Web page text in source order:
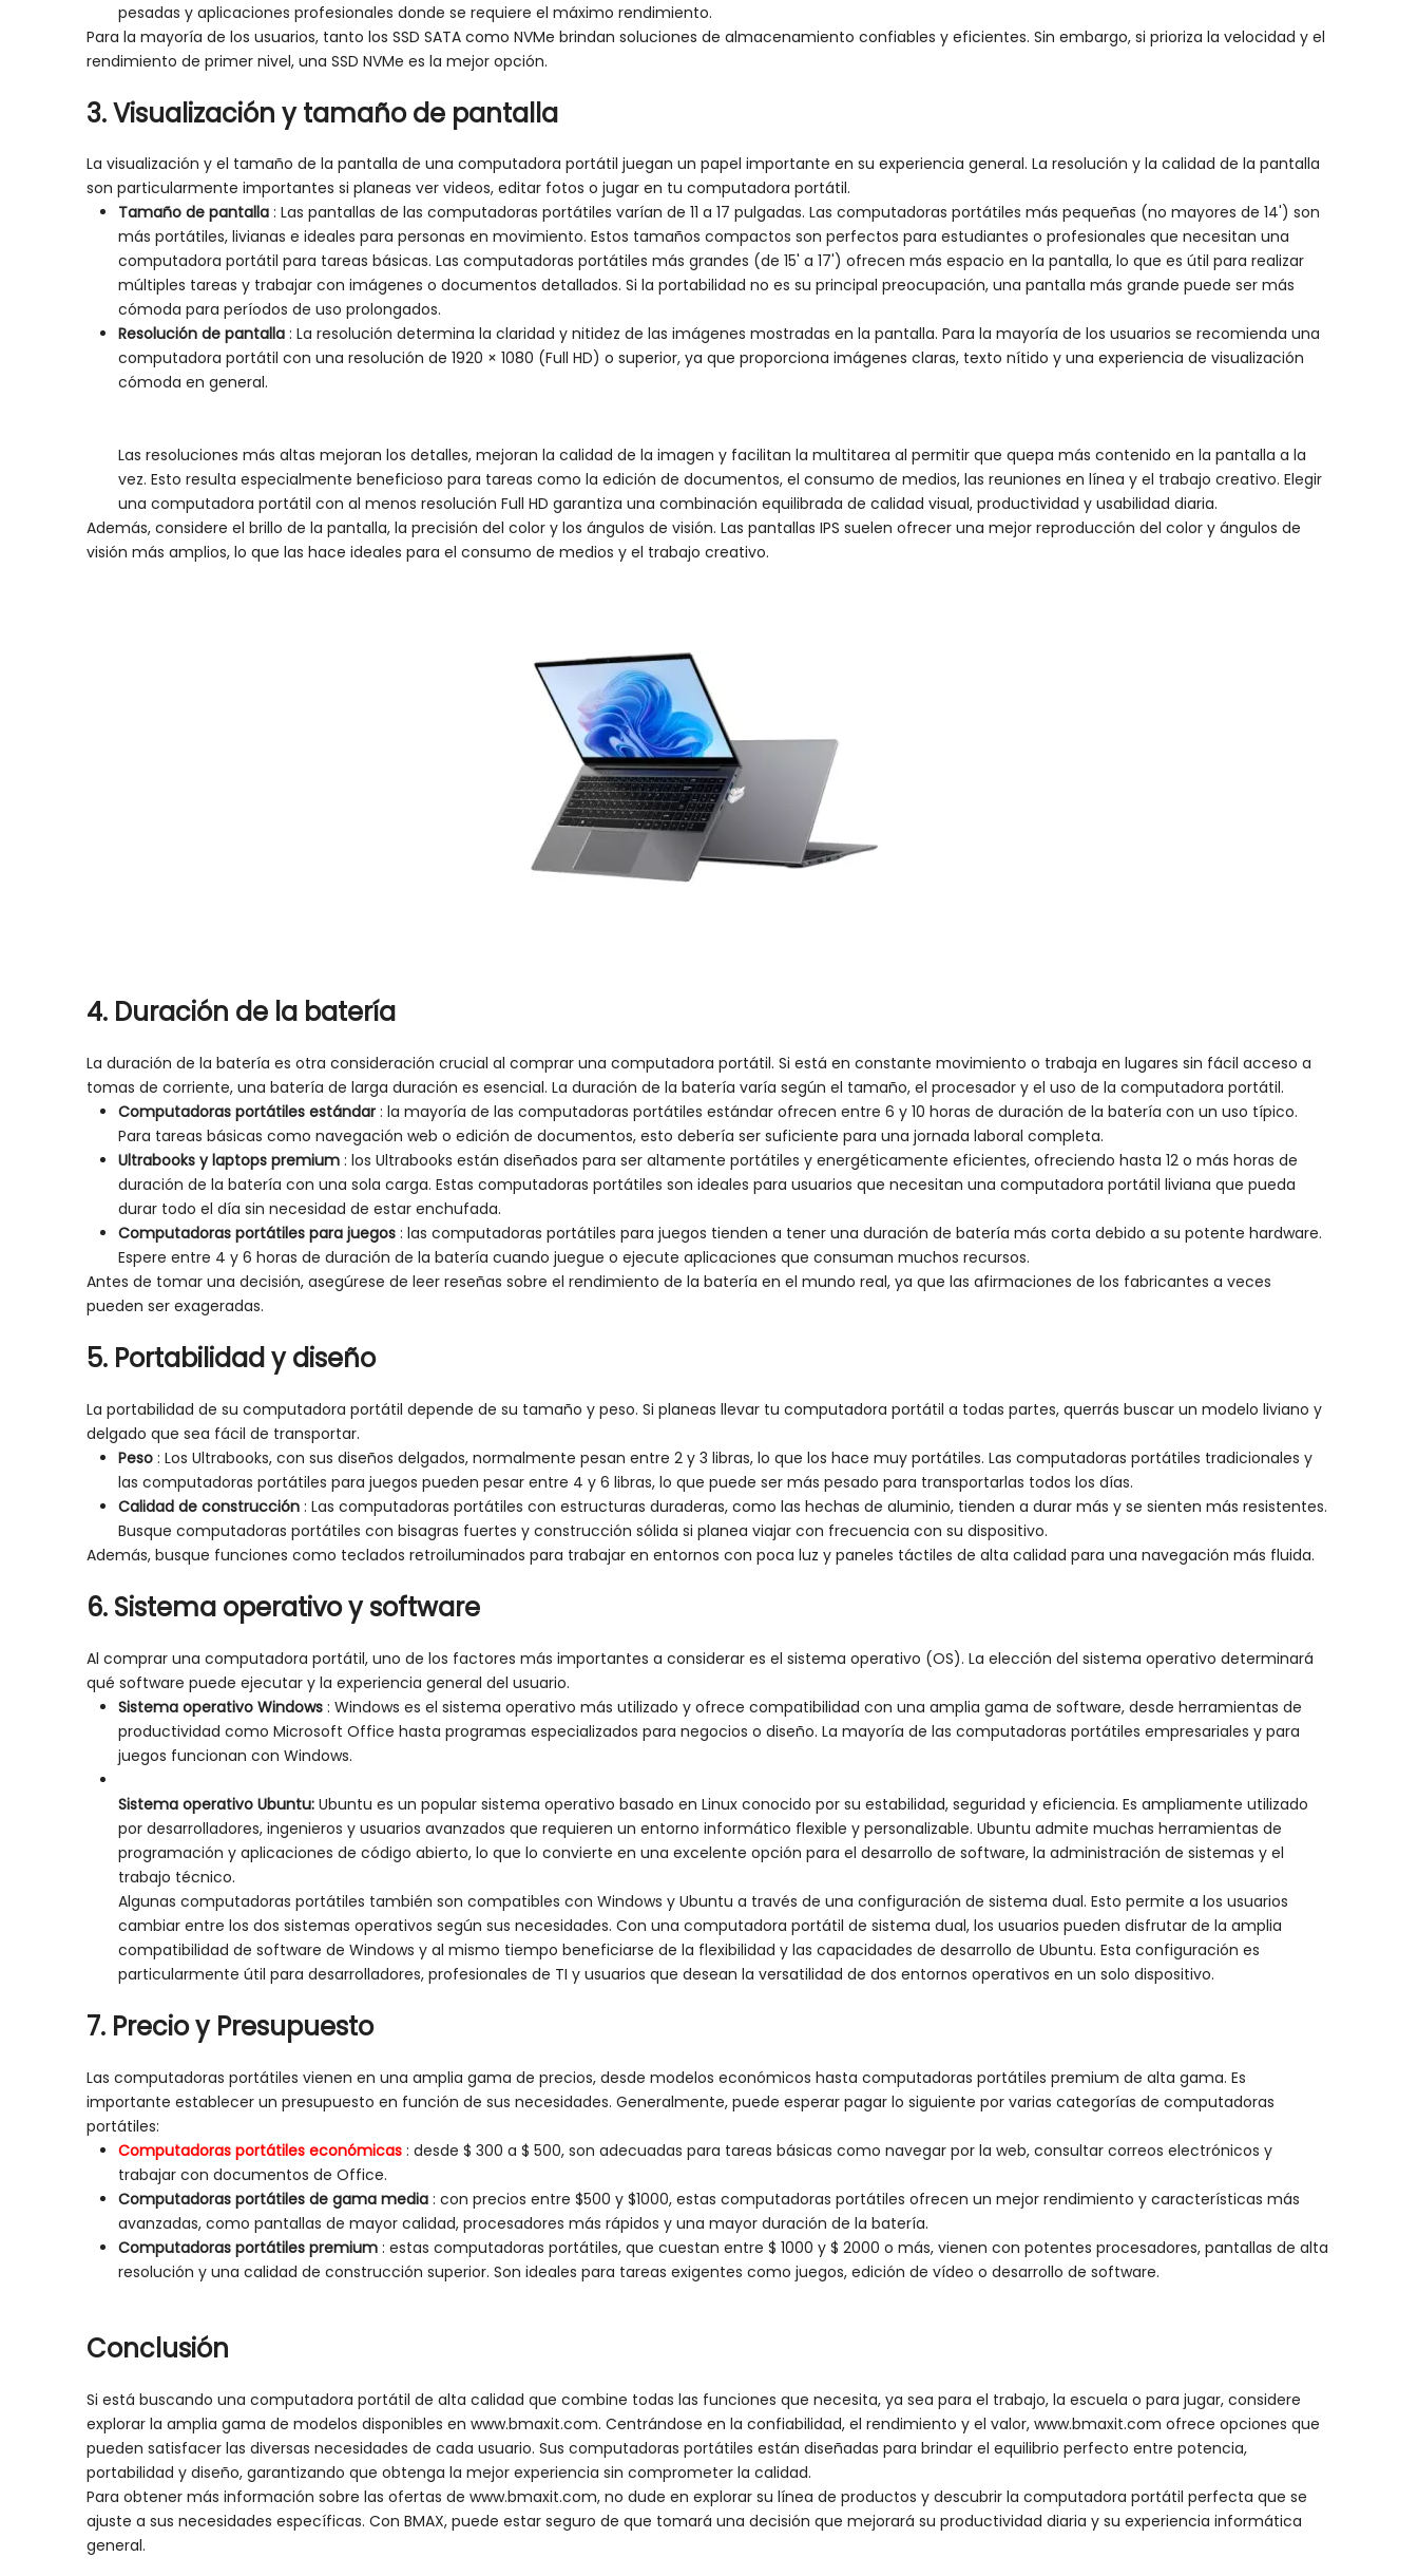
pesadas y aplicaciones profesionales donde se requiere el máximo rendimiento.
Para la mayoría de los usuarios, tanto los SSD SATA como NVMe brindan soluciones de almacenamiento confiables y eficientes. Sin embargo, si prioriza la velocidad y el
rendimiento de primer nivel, una SSD NVMe es la mejor opción.
3.Visualización ytamañode pantalla
La visualización y el tamaño de la pantalla de una computadora portátil juegan un papel importante en su experiencia general. La resolución y la calidad de la pantalla
son particularmente importantes si planeas ver videos, editar fotos o jugar en tu computadora portátil.
Tamaño de pantalla : Las pantallas de las computadoras portátiles varían de 11 a 17 pulgadas. Las computadoras portátiles más pequeñas (no mayores de 14') son
más portátiles, livianas e ideales para personas en movimiento. Estos tamaños compactos son perfectos para estudiantes o profesionales que necesitan una
computadora portátil para tareas básicas. Las computadoras portátiles más grandes (de 15' a 17') ofrecen más espacio en la pantalla, lo que es útil para realizar
múltiples tareas y trabajar con imágenes o documentos detallados. Si la portabilidad no es su principal preocupación, una pantalla más grande puede ser más
cómoda para períodos de uso prolongados.
Resolución de pantalla : La resolución determina la claridad y nitidez de las imágenes mostradas en la pantalla. Para la mayoría de los usuarios se recomienda una
computadora portátil con una resolución de 1920 × 1080 (Full HD) o superior, ya que proporciona imágenes claras, texto nítido y una experiencia de visualización
cómoda en general.
Las resoluciones más altas mejoran los detalles, mejoran la calidad de la imagen y facilitan la multitarea al permitir que quepa más contenido en la pantalla a la
vez. Esto resulta especialmente beneficioso para tareas como la edición de documentos, el consumo de medios, las reuniones en línea y el trabajo creativo. Elegir
una computadora portátil con al menos resolución Full HD garantiza una combinación equilibrada de calidad visual, productividad y usabilidad diaria.
Además, considere el brillo de la pantalla, la precisión del color y los ángulos de visión. Las pantallas IPS suelen ofrecer una mejor reproducción del color y ángulos de
visión más amplios, lo que las hace ideales para el consumo de medios y el trabajo creativo.
4. Duración de la batería
La duración de la batería es otra consideración crucial al comprar una computadora portátil. Si está en constante movimiento o trabaja en lugares sin fácil acceso a
tomas de corriente, una batería de larga duración es esencial. La duración de la batería varía según el tamaño, el procesador y el uso de la computadora portátil.
Computadoras portátiles estándar : la mayoría de las computadoras portátiles estándar ofrecen entre 6 y 10 horas de duración de la batería con un uso típico.
Para tareas básicas como navegación web o edición de documentos, esto debería ser suficiente para una jornada laboral completa.
Ultrabooks y laptops premium : los Ultrabooks están diseñados para ser altamente portátiles y energéticamente eficientes, ofreciendo hasta 12 o más horas de
duración de la batería con una sola carga. Estas computadoras portátiles son ideales para usuarios que necesitan una computadora portátil liviana que pueda
durar todo el día sin necesidad de estar enchufada.
Computadoras portátiles para juegos : las computadoras portátiles para juegos tienden a tener una duración de batería más corta debido a su potente hardware.
Espere entre 4 y 6 horas de duración de la batería cuando juegue o ejecute aplicaciones que consuman muchos recursos.
Antes de tomar una decisión, asegúrese de leer reseñas sobre el rendimiento de la batería en el mundo real, ya que las afirmaciones de los fabricantes a veces
pueden ser exageradas.
5. Portabilidadydiseño
La portabilidad de su computadora portátil depende de su tamaño y peso. Si planeas llevar tu computadora portátil a todas partes, querrás buscar un modelo liviano y
delgado que sea fácil de transportar.
Peso : Los Ultrabooks, con sus diseños delgados, normalmente pesan entre 2 y 3 libras, lo que los hace muy portátiles. Las computadoras portátiles tradicionales y
las computadoras portátiles para juegos pueden pesar entre 4 y 6 libras, lo que puede ser más pesado para transportarlas todos los días.
Calidad de construcción : Las computadoras portátiles con estructuras duraderas, como las hechas de aluminio, tienden a durar más y se sienten más resistentes.
Busque computadoras portátiles con bisagras fuertes y construcción sólida si planea viajar con frecuencia con su dispositivo.
Además, busque funciones como teclados retroiluminados para trabajar en entornos con poca luz y paneles táctiles de alta calidad para una navegación más fluida.
6. Sistema operativo y software
Al comprar una computadora portátil, uno de los factores más importantes a considerar es el sistema operativo (OS). La elección del sistema operativo determinará
qué software puede ejecutar y la experiencia general del usuario.
Sistema operativo Windows : Windows es el sistema operativo más utilizado y ofrece compatibilidad con una amplia gama de software, desde herramientas de
productividad como Microsoft Office hasta programas especializados para negocios o diseño. La mayoría de las computadoras portátiles empresariales y para
juegos funcionan con Windows.
Sistema operativo Ubuntu: Ubuntu es un popular sistema operativo basado en Linux conocido por su estabilidad, seguridad y eficiencia. Es ampliamente utilizado
por desarrolladores, ingenieros y usuarios avanzados que requieren un entorno informático flexible y personalizable. Ubuntu admite muchas herramientas de
programación y aplicaciones de código abierto, lo que lo convierte en una excelente opción para el desarrollo de software, la administración de sistemas y el
trabajo técnico.
Algunas computadoras portátiles también son compatibles con Windows y Ubuntu a través de una configuración de sistema dual. Esto permite a los usuarios
cambiar entre los dos sistemas operativos según sus necesidades. Con una computadora portátil de sistema dual, los usuarios pueden disfrutar de la amplia
compatibilidad de software de Windows y al mismo tiempo beneficiarse de la flexibilidad y las capacidades de desarrollo de Ubuntu. Esta configuración es
particularmente útil para desarrolladores, profesionales de TI y usuarios que desean la versatilidad de dos entornos operativos en un solo dispositivo.
7. Precio y Presupuesto
Las computadoras portátiles vienen en una amplia gama de precios, desde modelos económicos hasta computadoras portátiles premium de alta gama. Es
importante establecer un presupuesto en función de sus necesidades. Generalmente, puede esperar pagar lo siguiente por varias categorías de computadoras
portátiles:
Computadoras portátiles económicas : desde $ 300 a $ 500, son adecuadas para tareas básicas como navegar por la web, consultar correos electrónicos y
trabajar con documentos de Office.
Computadoras portátiles de gama media : con precios entre $500 y $1000, estas computadoras portátiles ofrecen un mejor rendimiento y características más
avanzadas, como pantallas de mayor calidad, procesadores más rápidos y una mayor duración de la batería.
Computadoras portátiles premium : estas computadoras portátiles, que cuestan entre $ 1000 y $ 2000 o más, vienen con potentes procesadores, pantallas de alta
resolución y una calidad de construcción superior. Son ideales para tareas exigentes como juegos, edición de vídeo o desarrollo de software.
Conclusión
Si está buscando una computadora portátil de alta calidad que combine todas las funciones que necesita, ya sea para el trabajo, la escuela o para jugar, considere
explorar la amplia gama de modelos disponibles en www.bmaxit.com. Centrándose en la confiabilidad, el rendimiento y el valor, www.bmaxit.com ofrece opciones que
pueden satisfacer las diversas necesidades de cada usuario. Sus computadoras portátiles están diseñadas para brindar el equilibrio perfecto entre potencia,
portabilidad y diseño, garantizando que obtenga la mejor experiencia sin comprometer la calidad.
Para obtener más información sobre las ofertas de www.bmaxit.com, no dude en explorar su línea de productos y descubrir la computadora portátil perfecta que se
ajuste a sus necesidades específicas. Con BMAX, puede estar seguro de que tomará una decisión que mejorará su productividad diaria y su experiencia informática
general.